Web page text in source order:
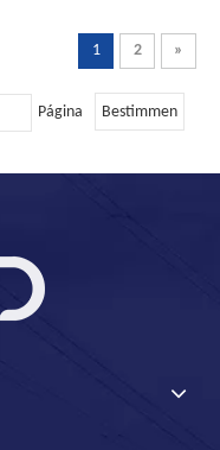
1 2 »
Página Bestimmen